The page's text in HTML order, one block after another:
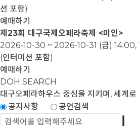
션 포함)
예매하기
제23회 대구국제오페라축제 <미인>
2026-10-30 ~ 2026-10-31 (금)
(인터미션 포함)
예매하기
DOH SEARCH
대구오페라하우스 중심을 지키며, 세계로
공지사항
공연검색